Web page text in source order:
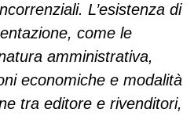
L’esistenza di
come le
amministrativa,
economiche e modalità
tra editore e rivenditori,